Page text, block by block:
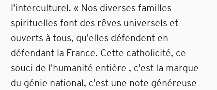
l’interculturel. « Nos diverses familles
spirituelles font des rêves universels et
ouverts à tous, qu'elles défendent en
défendant la France. Cette catholicité, ce
souci de l'humanité entière , c'est la marque
du génie national, c'est une note généreuse